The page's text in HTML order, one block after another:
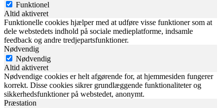
Funktionel
Altid aktiveret
Funktionelle cookies hjælper med at udføre visse funktioner som at
dele webstedets indhold på sociale medieplatforme, indsamle
feedback og andre tredjepartsfunktioner.
Nødvendig
Nødvendig
Altid aktiveret
Nødvendige cookies er helt afgørende for, at hjemmesiden fungerer
korrekt. Disse cookies sikrer grundlæggende funktionaliteter og
sikkerhedsfunktioner på webstedet, anonymt.
Præstation